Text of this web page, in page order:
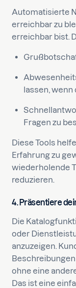
Automatisierte
erreichbar zu
erreichbar bist.
lassen, wenn
Fragen zu
Diese Tools
Erfahrung zu
wiederholende
reduzieren.
4. Präsentiere
Die
oder
anzuzeigen.
ohne eine
Das ist eine